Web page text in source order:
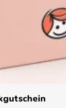
Ausführung Wählen